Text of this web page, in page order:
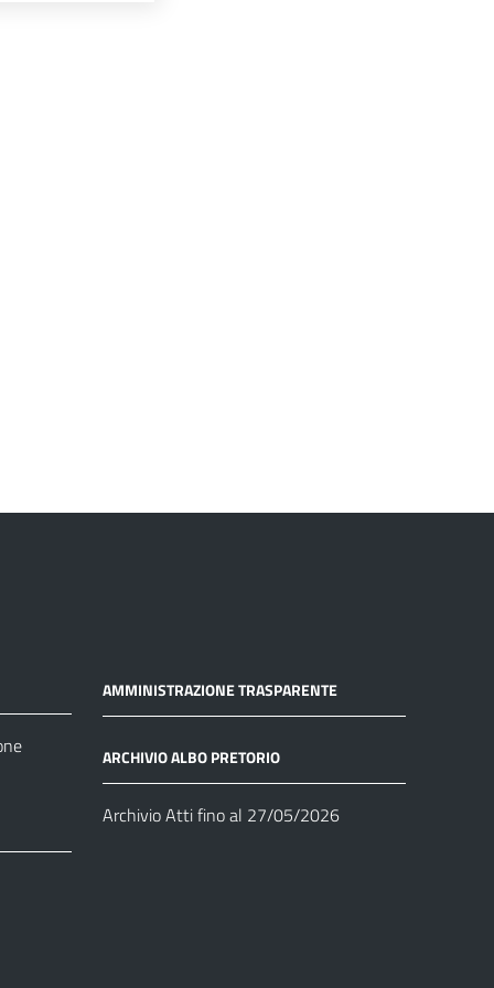
AMMINISTRAZIONE TRASPARENTE
ARCHIVIO ALBO PRETORIO
Archivio Atti fino al 27/05/2026